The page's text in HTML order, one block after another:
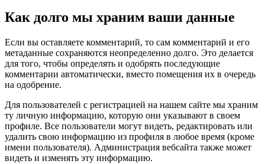
Как долго мы храним ваши данные
Если вы оставляете комментарий, то сам комментарий и его
метаданные сохраняются неопределенно долго. Это делается
для того, чтобы определять и одобрять последующие
комментарии автоматически, вместо помещения их в очередь
на одобрение.
Для пользователей с регистрацией на нашем сайте мы храним
ту личную информацию, которую они указывают в своем
профиле. Все пользователи могут видеть, редактировать или
удалить свою информацию из профиля в любое время (кроме
имени пользователя). Администрация вебсайта также может
видеть и изменять эту информацию.